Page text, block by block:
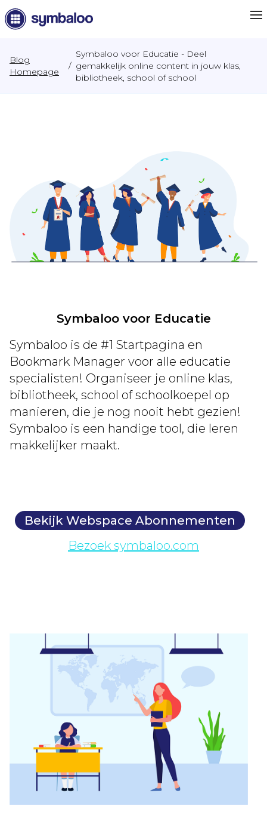
Blog
Homepage
/
Symbaloo voor Educatie - Deel
gemakkelijk online content in jouw klas,
bibliotheek, school of school
Symbaloo voor Educatie
Symbaloo is de #1 Startpagina en
Bookmark Manager voor alle educatie
specialisten! Organiseer je online klas,
bibliotheek, school of schoolkoepel op
manieren, die je nog nooit hebt gezien!
Symbaloo is een handige tool, die leren
makkelijker maakt.
Bekijk Webspace Abonnementen
Bezoek symbaloo.com